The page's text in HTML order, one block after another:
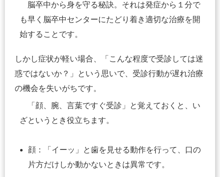
脳卒中から身を守る秘訣。それは発症から１分で
も早く脳卒中センターにたどり着き適切な治療を開
始することです。
しかし症状が軽い場合、「こんな程度で受診しては迷
惑ではないか？」という思いで、受診行動が遅れ治療
の機会を失いがちです。
「顔、腕、言葉ですぐ受診」と覚えておくと、い
ざというとき役立ちます。
顔：「イーッ」と歯を見せる動作を行って、口の
片方だけしか動かないときは異常です。